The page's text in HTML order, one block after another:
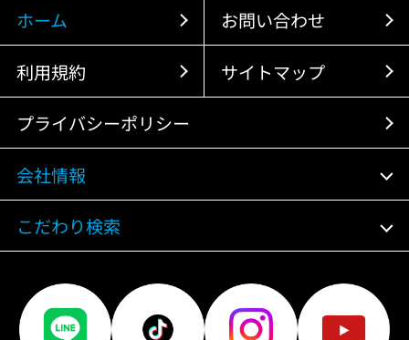
ホーム お問い合わせ
利用規約 サイトマップ
プライバシーポリシー
会社情報
こだわり検索